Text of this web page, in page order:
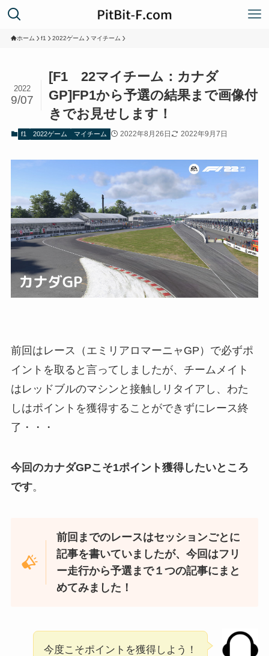
ホーム f1 2022ゲーム マイチーム
[F1 22マイチーム：カナダ
GP]FP1から予選の結果まで画像付
きでお見せします！
2022
9/07
f1 2022ゲーム マイチーム 2022年8月26日 2022年9月7日
前回はレース（エミリアロマーニャGP）で必ずポ
イントを取ると言ってしましたが、チームメイト
はレッドブルのマシンと接触しリタイアし、わた
しはポイントを獲得することができずにレース終
了・・・
今回のカナダGPこそ1ポイント獲得したいところ
です。
前回までのレースはセッションごとに
記事を書いていましたが、今回はフリ
ー走行から予選まで１つの記事にまと
めてみました！
今度こそポイントを獲得しよう！